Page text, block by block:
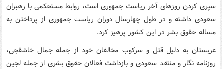
سپری کردن روزهای آخر ریاست جمهوری است، روابط مستحکمی با رهبران
سعودی داشته و در طول چهارسال دوران ریاست جمهوری از پرداختن به
مساله حقوق بشر در این کشور پرهیز کرد.
عربستان به دلیل قتل و سرکوب مخالفان خود از جمله جمال خاشقجی،
روزنامه نگار و منتقد سعودی و بازداشت فعالان حقوق بشری از جمله لجین